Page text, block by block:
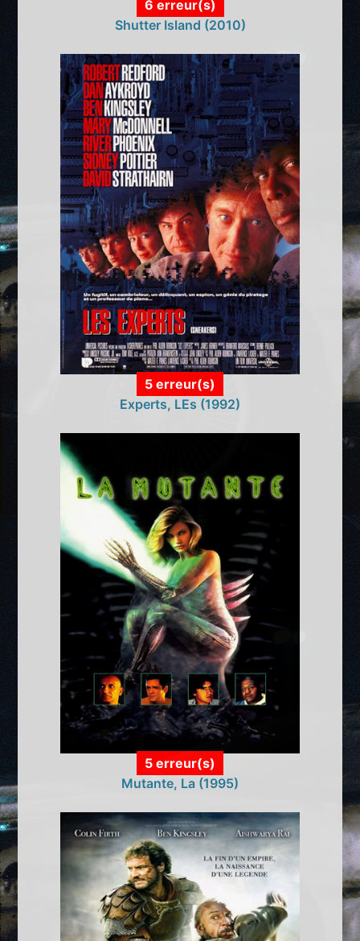
6 erreur(s)
Shutter Island (2010)
5 erreur(s)
Experts, LEs (1992)
5 erreur(s)
Mutante, La (1995)